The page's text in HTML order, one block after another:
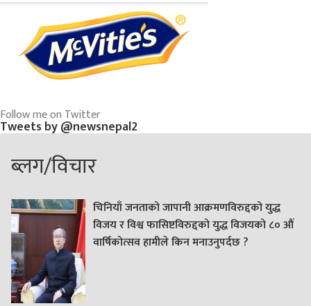
Follow me on Twitter
Tweets by @newsnepal2
ब्लग/विचार
चिनियाँ जनताको जापानी आक्रमणविरुद्दको युद्ध
विजय र विश्व फासिष्टविरुद्दको युद्ध विजयको ८० औं
वार्षिकोत्सव हामीले किन मनाउनुपर्दछ ?